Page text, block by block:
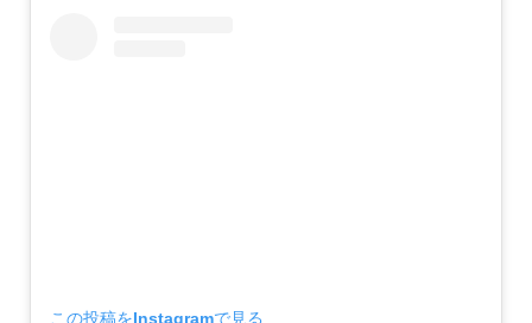
この投稿をInstagramで見る